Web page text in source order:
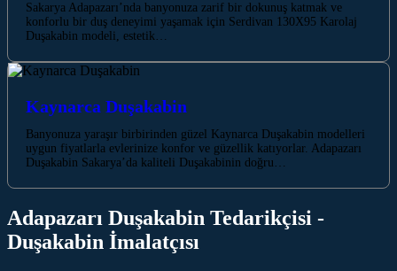
Sakarya Adapazarı’nda banyonuza zarif bir dokunuş katmak ve
konforlu bir duş deneyimi yaşamak için Serdivan 130X95 Karolaj
Duşakabin modeli, estetik…
Kaynarca‎‎‎ Duşakabin
Banyonuza yaraşır birbirinden güzel Kaynarca‎‎‎ Duşakabin modelleri
uygun fiyatlarla evlerinize konfor ve güzellik katıyorlar. Adapazarı
Duşakabin Sakarya’da kaliteli Duşakabinin doğru…
Adapazarı Duşakabin Tedarikçisi -
Duşakabin İmalatçısı